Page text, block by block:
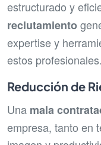
estructurado y
reclutamiento
expertise y
estos profesionales.
Reducción de
Una mala
empresa, tanto en